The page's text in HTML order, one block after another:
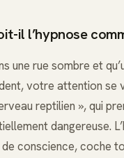
il l’hypnose
une rue sombre et
votre attention
reptilien », qui
dangereuse.
conscience, coche